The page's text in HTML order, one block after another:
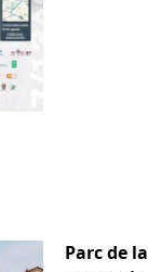
Parc de